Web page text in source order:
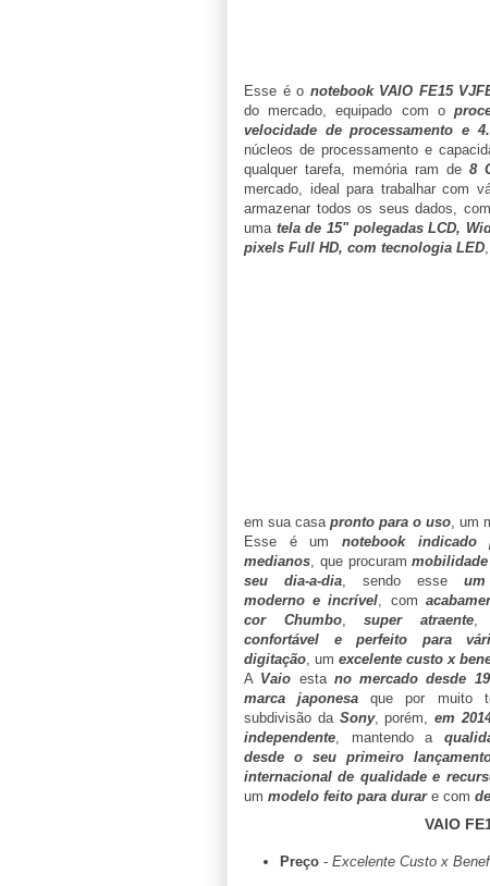
Esse é o notebook VAIO FE15
do mercado, equipado com o
velocidade de processamento e
núcleos de processamento e
qualquer tarefa, memória ram de8
mercado, ideal para trabalhar com
armazenar todos os seus dados,
uma tela de 15" polegadas LCD,
pixels Full HD, com tecnologia LED
em sua casa pronto para o uso, um
Esse é um notebook indicado
medianos, que procuram
seu dia-a-dia, sendo esse
moderno e incrível, com
cor Chumbo,super atraente,
confortável e perfeito para
digitação, um excelente custo x
A Vaio esta no mercado desde
marca japonesa que por muito
subdivisão da Sony, porém, em
independente, mantendo a
desde o seu primeiro
internacional de qualidade e
um modelo feito para durare com
VAIO
Preço- Excelente Custo x